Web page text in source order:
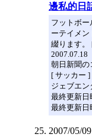
邊私的日
フットボー
ーテイメン
綴ります。
2007.07.18
朝日新聞の
[ サッカー ]
ジェブエン
最終更新日
最終更新日
2007/05/